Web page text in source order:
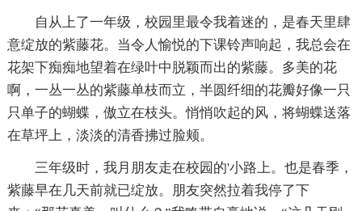
自从上了一年级，校园里最令我着迷的，是春天里肆
意绽放的紫藤花。当令人愉悦的下课铃声响起，我总会在
花架下痴痴地望着在绿叶中脱颖而出的紫藤。多美的花
啊，一丛一丛的紫藤单枝而立，半圆纤细的花瓣好像一只
只单子的蝴蝶，傲立在枝头。悄悄吹起的风，将蝴蝶送落
在草坪上，淡淡的清香拂过脸颊。
三年级时，我月朋友走在校园的'小路上。也是春季，
紫藤早在几天前就已绽放。朋友突然拉着我停了下